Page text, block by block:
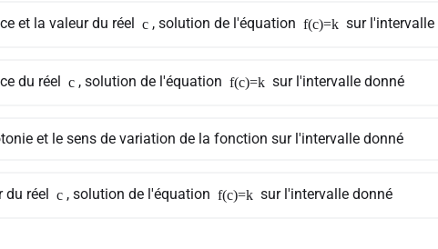
et la valeur du réel c , solution de l'équation f(c)=k sur l'intervalle
du réel c , solution de l'équation f(c)=k sur l'intervalle donné
et le sens de variation de la fonction sur l'intervalle donné
du réel c , solution de l'équation f(c)=k sur l'intervalle donné